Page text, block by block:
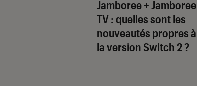
Jamboree + Jamboree
TV: quelles sont les
nouveautés propres à
la version Switch 2 ?